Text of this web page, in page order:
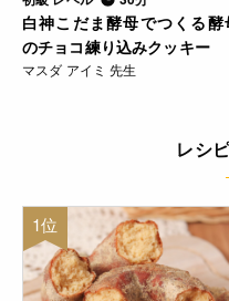
白神こだま酵母でつくる酵
のチョコ練り込みクッキー
マスダ アイミ 先生
レシ
1位